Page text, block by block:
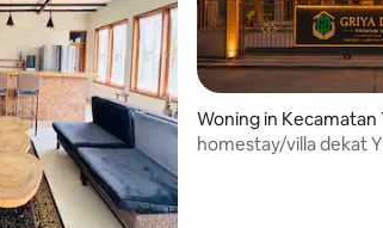
Woning in Kecamatan
homestay/villa dekat